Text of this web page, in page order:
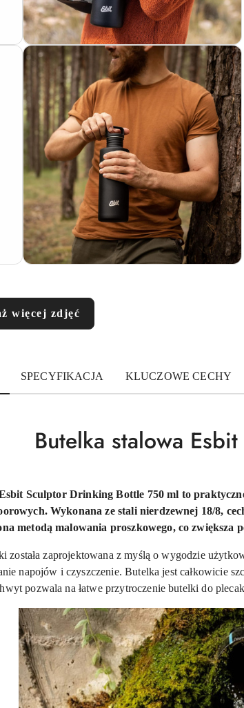
więcej zdjęć
SPECYFIKACJA KLUCZOWE CECHY
Butelka stalowa
Sculptor Drinking Bottle 750 ml to
Wykonana ze stali nierdzewnej 18/8,
metodą malowania proszkowego, co
została zaprojektowana z myślą o wygodzie
napojów i czyszczenie. Butelka jest całkowicie
pozwala na łatwe przytroczenie butelki do